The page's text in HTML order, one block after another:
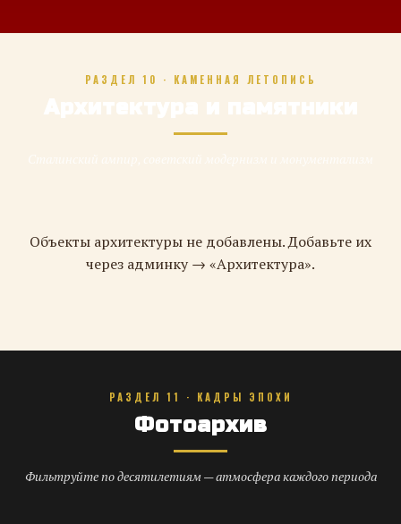
РАЗДЕЛ 10 · КАМЕННАЯ ЛЕТОПИСЬ
Архитектура и памятники
Объекты архитектуры не добавлены. Добавьте их
через админку → «Архитектура».
РАЗДЕЛ 11 · КАДРЫ ЭПОХИ
Фотоархив
Фильтруйте по десятилетиям — атмосфера каждого периода